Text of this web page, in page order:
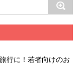
行に！若者向けのお